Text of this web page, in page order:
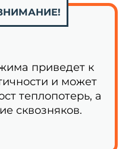
приведет к
и может
теплопотерь, а
сквозняков.